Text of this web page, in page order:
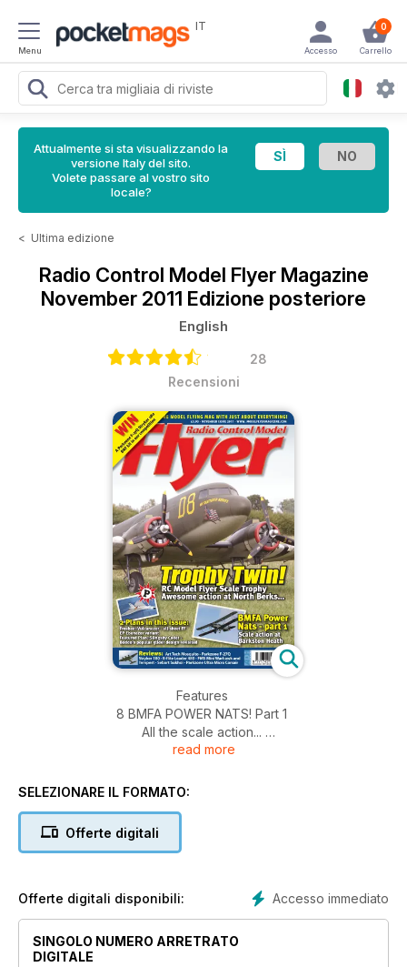
Menu
IT 0
Carrello
Accesso
Attualmente si sta visualizzando la
versione Italy del sito.
Volete passare al vostro sito
locale?
< Ultima edizione
Radio Control Model Flyer Magazine
November 2011 Edizione posteriore
English
28
Recensioni
Features
8 BMFA POWER NATS! Part 1
All the scale action...
30 PLAN FEATURE - Slingsby Cadet
36 RALLY RETRO - RC Flyer Scale Trophy
Build your own V bomber - FF EP...
Stryker 180
25th Anniversary of this popular show...
read more
SELEZIONARE IL FORMATO:
Offerte digitali
Accesso immediato
Offerte digitali disponibili:
SINGOLO NUMERO ARRETRATO
DIGITALE